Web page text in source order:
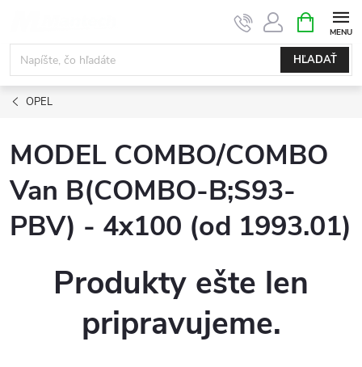
obsah
HĽADAŤ
KOŠÍK
OPEL
MODEL COMBO/COMBO
Van B(COMBO-B;S93-
PBV) - 4x100 (od 1993.01)
Produkty ešte len
pripravujeme.